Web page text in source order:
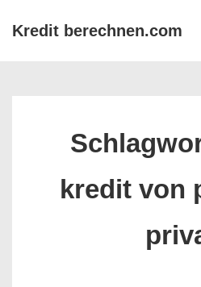
ZumKredit berechnen.com
kredit von